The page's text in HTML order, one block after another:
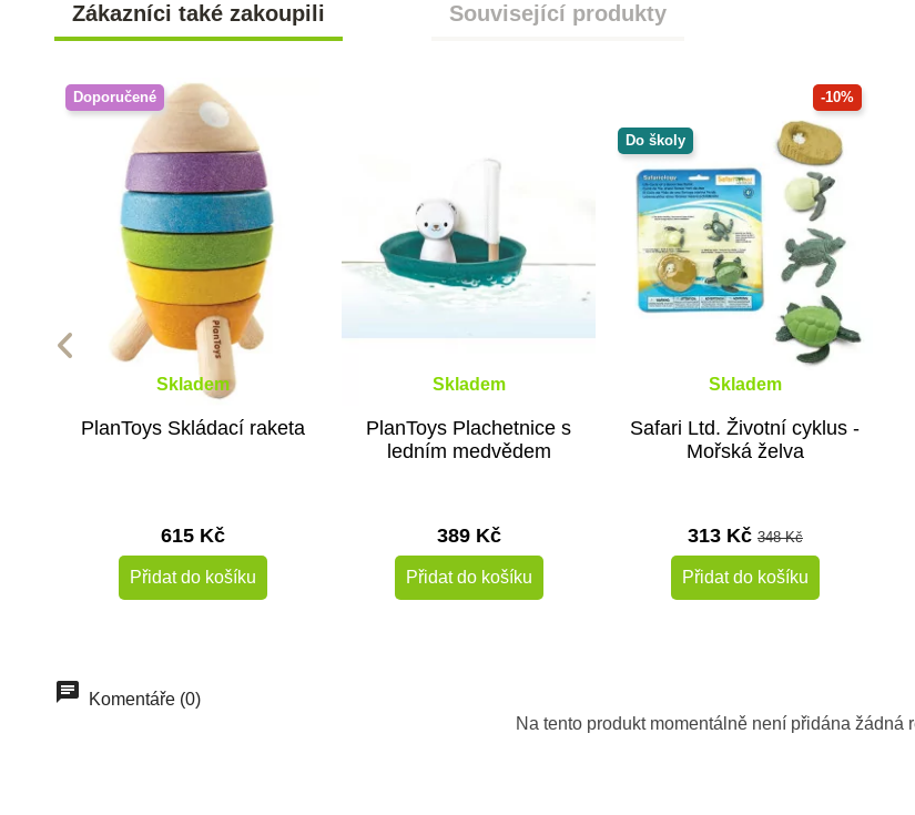
Zákazníci také zakoupili Související produkty
Doporučené
Skladem
PlanToys Skládací raketa
615 Kč
Přidat do košíku
Skladem
PlanToys Plachetnice s
ledním medvědem
389 Kč
Přidat do košíku
-10%
Do školy
Skladem
Safari Ltd. Životní cyklus -
Mořská želva
313 Kč 348 Kč
Přidat do košíku
Do školy
Komentáře (0)
Na tento produkt momentálně není přidána žádná